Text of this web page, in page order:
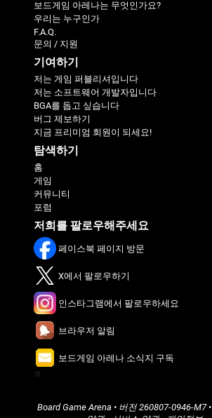
보드게임 아레나는 무엇인가요?
우리는 누구인가
F.A.Q.
문의 / 지원
기여하기
저는 게임 퍼블리셔입니다
저는 소프트웨어 개발자입니다
BGA를 돕고 싶습니다
버그 제보하기
지금 프리미엄 회원이 되세요!
탐색하기
홈
게임
커뮤니티
포럼
저희를 팔로우해주세요
페이스북 페이지 방문
X에서 팔로우하기
인스타그램에서 팔로우하세요
브라우저 알림
보드게임 아레나 소식지 구독
Board Game Arena • 버전 260807-0946-M7•
π